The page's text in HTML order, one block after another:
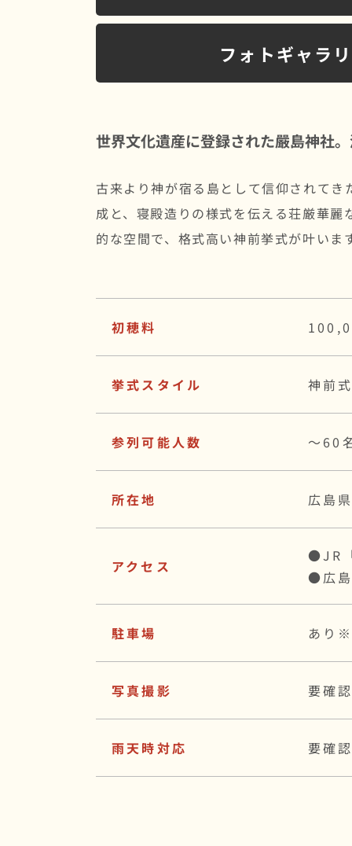
フォトギャラ
世界文化遺産に登録された嚴島神社
古来より神が宿る島として信仰されて
成と、寝殿造りの様式を伝える荘厳華
的な空間で、格式高い神前挙式が叶いま
初穂料
挙式スタイル 神前
参列可能人数 〜60
所在地 広島
アクセス
●JR
●広島
駐車場 あり
写真撮影 要確
雨天時対応 要確